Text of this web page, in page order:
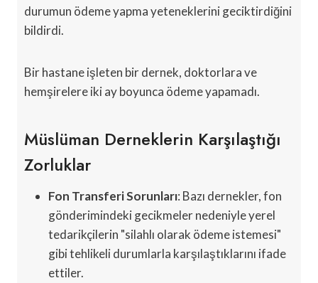
durumun ödeme yapma yeteneklerini geciktirdiğini
bildirdi.
Bir hastane işleten bir dernek, doktorlara ve
hemşirelere iki ay boyunca ödeme yapamadı.
Müslüman Derneklerin Karşılaştığı
Zorluklar
Fon Transferi Sorunları: Bazı dernekler, fon
gönderimindeki gecikmeler nedeniyle yerel
tedarikçilerin "silahlı olarak ödeme istemesi"
gibi tehlikeli durumlarla karşılaştıklarını ifade
ettiler.